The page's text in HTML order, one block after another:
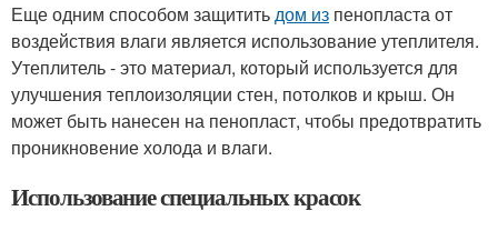
Еще одним способом защититьдом из пенопласта от
воздействия влаги является использование утеплителя.
Утеплитель - это материал, который используется для
улучшения теплоизоляции стен, потолков и крыш. Он
может быть нанесен на пенопласт, чтобы предотвратить
проникновение холода и влаги.
Использование специальных красок